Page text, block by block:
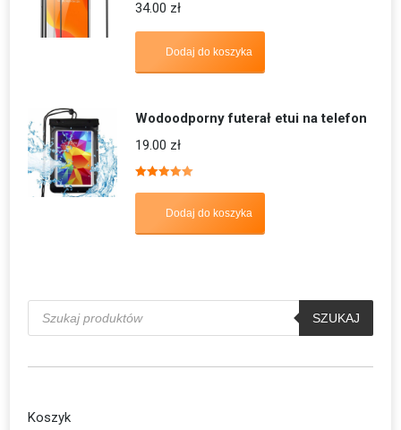
34.00 zł
Dodaj do koszyka
Wodoodporny futerał etui na telefon
19.00 zł
5.00
Dodaj do koszyka
Wyszukiwarka
produktów
SZUKAJ
Koszyk